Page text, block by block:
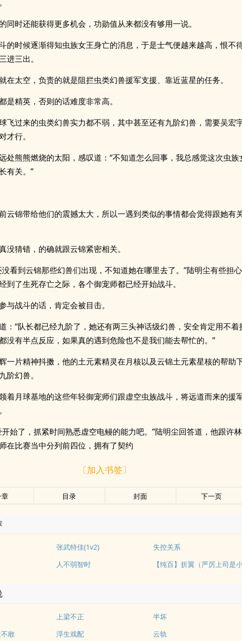
同时还能获得更多机会，功勋值从来都没有够用一说。
的时候逐渐得知虫族女王身亡的消息，于是士气便越来越高，恨不
进三出。
在太空，负责的就是阻拦虫类幻兽援军支援、靠近蓝星的任务。
是精英，否则的话难度非常高。
飞过来的虫类幻兽实力都不弱，其中甚至还有九阶幻兽，需要吴宏宇
才行。
处熊熊燃烧的太阳，感叹道：“不知道怎么回事，我总感觉这次虫族
有关。”
云锦带给他们的震撼太大，所以一遇到类似的事情都会觉得跟她有
没猜错，的确就跟云锦紧密相关。
没看到云锦那些幻兽们出现，不知道她在哪里去了。”陆明尘有些担
到了生死存亡之际，各个御宠师都已经开始战斗。
与战斗的话，肯定会被目击。
：“队长都已经九阶了，她还有两三头神话级幻兽，安全肯定用不着
没有半点反应，如果真的遇到危险也不是我们能去帮忙的。”
一片精神抖擞，他的土元素精灵在月核以及云锦土元素星核的帮助
阶幻兽。
着月球基地的这些年轻御宠师们跟虚空虫族战斗，将远道而来的援
开始了，抓紧时间熟悉虚空电鳗的能力吧。”陆明尘回答道，他跟许
在比赛当中分列前四位，拥有了契约
〔加入书签〕
目录 封面 下一页
张武特佳(1v2)
失控关系
人不弱智时
上梁不正
半坏
敢
浮生戏配 云轨